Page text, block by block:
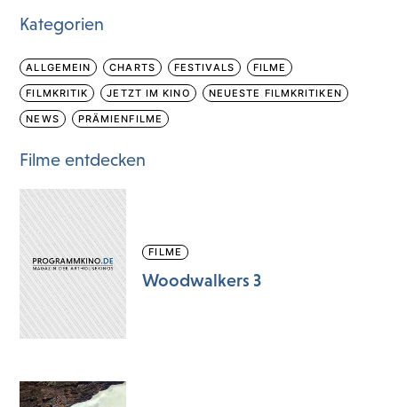
Kategorien
ALLGEMEIN CHARTS FESTIVALS FILME
FILMKRITIK JETZT IM KINO NEUESTE FILMKRITIKEN
NEWS PRÄMIENFILME
Filme entdecken
FILME
Woodwalkers 3